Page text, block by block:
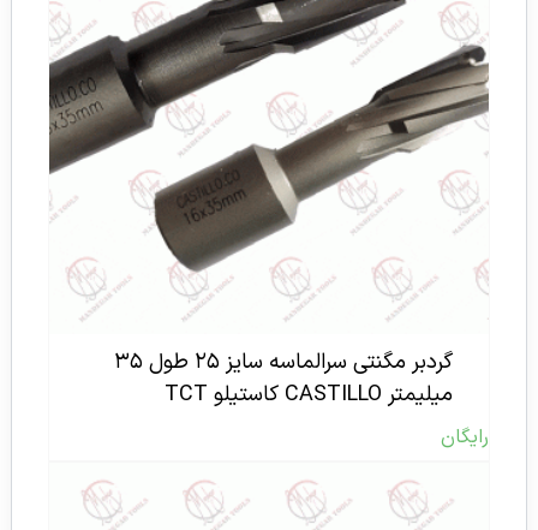
گردبر مگنتی سرالماسه سایز ۲۵ طول ۳۵
میلیمتر CASTILLO کاستیلو TCT
رایگان